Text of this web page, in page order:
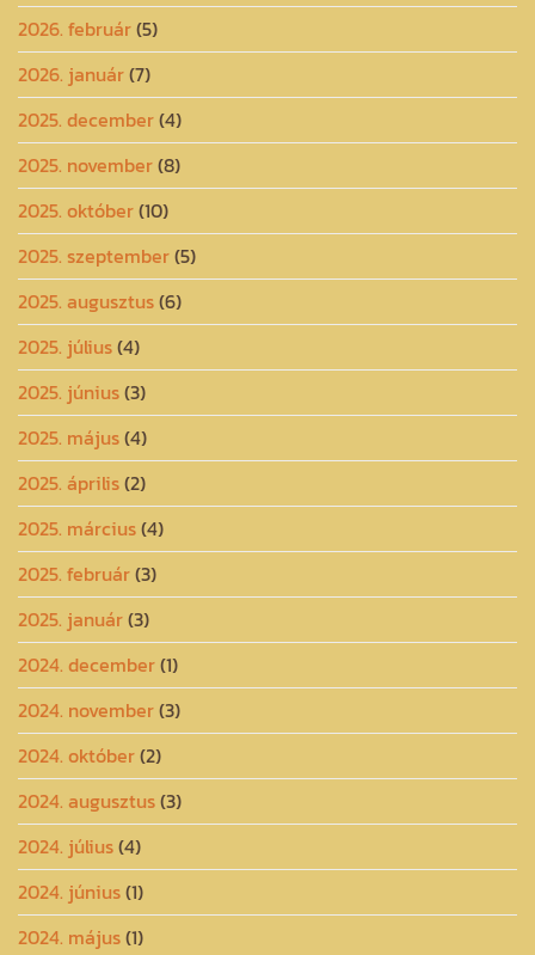
2026. február(5)
2026. január(7)
2025. december(4)
2025. november(8)
2025. október(10)
2025. szeptember(5)
2025. augusztus(6)
2025. július(4)
2025. június(3)
2025. május(4)
2025. április(2)
2025. március(4)
2025. február(3)
2025. január(3)
2024. december(1)
2024. november(3)
2024. október(2)
2024. augusztus(3)
2024. július(4)
2024. június(1)
2024. május(1)